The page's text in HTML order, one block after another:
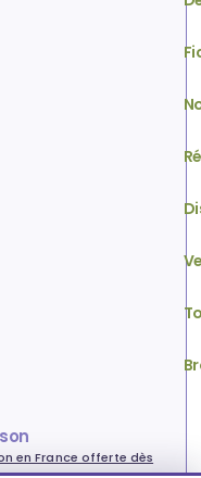
en France offerte dès